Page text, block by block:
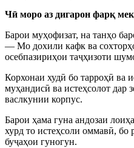
Чӣ моро аз дигарон фарқ
Барои муҳофизат, на танҳо
— Мо дохили кафк ва
осебпазириҳои таҷҳизоти
Корхонаи худӣ бо тарроҳӣ ва
муҳандисӣ ва истеҳсолот дар
васлкунии корпус.
Барои ҳама гуна андозаи
хурд то истеҳсоли оммавӣ, бо
буҷаҳои гуногун.